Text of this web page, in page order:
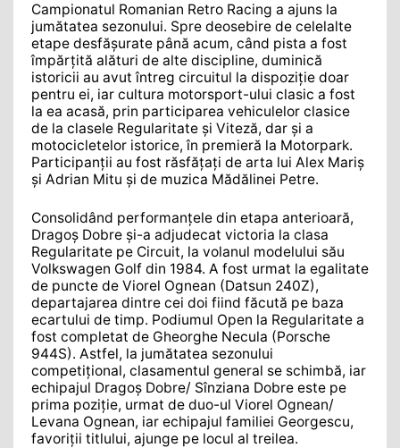
Campionatul Romanian Retro Racing a ajuns la
jumătatea sezonului. Spre deosebire de celelalte
etape desfășurate până acum, când pista a fost
împărțită alături de alte discipline, duminică
istoricii au avut întreg circuitul la dispoziție doar
pentru ei, iar cultura motorsport-ului clasic a fost
la ea acasă, prin participarea vehiculelor clasice
de la clasele Regularitate și Viteză, dar și a
motocicletelor istorice, în premieră la Motorpark.
Participanții au fost răsfățați de arta lui Alex Mariș
și Adrian Mitu și de muzica Mădălinei Petre.
Consolidând performanțele din etapa anterioară,
Dragoș Dobre și-a adjudecat victoria la clasa
Regularitate pe Circuit, la volanul modelului său
Volkswagen Golf din 1984. A fost urmat la egalitate
de puncte de Viorel Ognean (Datsun 240Z),
departajarea dintre cei doi fiind făcută pe baza
ecartului de timp. Podiumul Open la Regularitate a
fost completat de Gheorghe Necula (Porsche
944S). Astfel, la jumătatea sezonului
competițional, clasamentul general se schimbă, iar
echipajul Dragoș Dobre/ Sînziana Dobre este pe
prima poziție, urmat de duo-ul Viorel Ognean/
Levana Ognean, iar echipajul familiei Georgescu,
favoriții titlului, ajunge pe locul al treilea.